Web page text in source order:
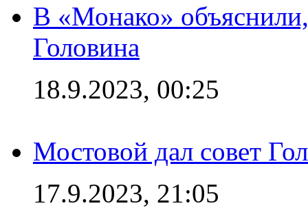
В «Монако»
Головина
18.9.2023, 00:25
Мостовой дал совет
17.9.2023, 21:05